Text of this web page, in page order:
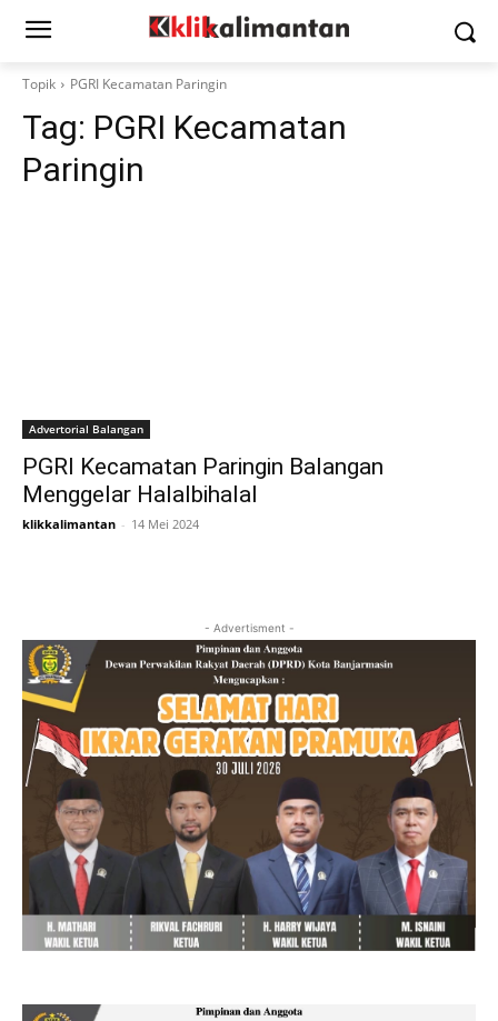
Topik PGRI Kecamatan Paringin
Tag: PGRI Kecamatan
Paringin
Advertorial Balangan
PGRI Kecamatan Paringin Balangan
Menggelar Halalbihalal
klikkalimantan - 14 Mei 2024
- Advertisment -